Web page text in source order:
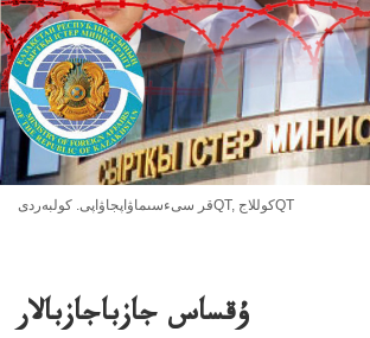
قر سىءسىماۋاپجاۋاپى. كولبەردىQT, كوللاجQT
ۇقساس جازباجازبالار